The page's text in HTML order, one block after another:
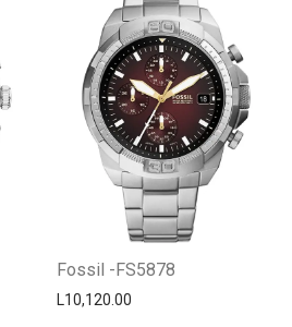
Fossil -FS5878
L10,120.00